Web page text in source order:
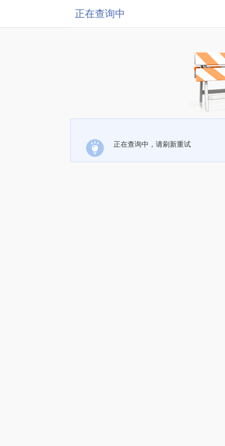
正在查询中
正在查询中，请刷新重试